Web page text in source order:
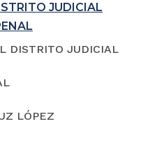
JUDICIAL
DISTRITO JUDICIAL
LÓPEZ